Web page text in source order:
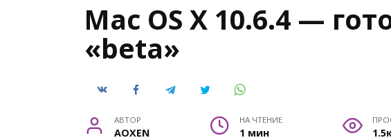
Mac OS X 10.6.4 —
«beta»
АВТОР
AOXEN
НА ЧТЕНИЕ
1 мин